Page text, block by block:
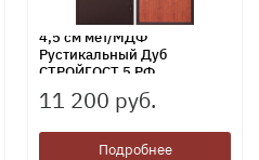
4,5 см мет/МДФ
Рустикальный Дуб
СТРОЙГОСТ 5 РФ
11 200 руб.
Подробнее